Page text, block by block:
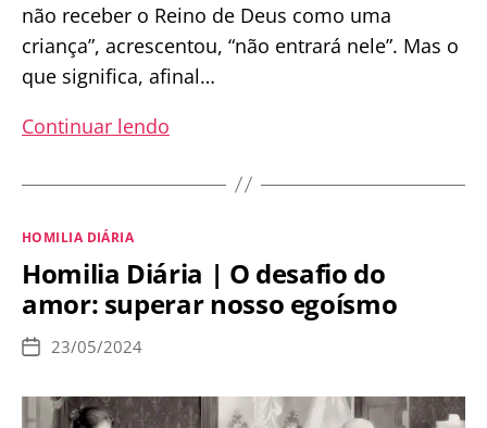
não receber o Reino de Deus como uma
criança”, acrescentou, “não entrará nele”. Mas o
que significa, afinal…
Continuar lendo
|
significa
ter
de
Categorias
HOMILIA DIÁRIA
Homilia Diária | O desafio do
amor: superar nosso egoísmo
Data
publicação
23/05/2024